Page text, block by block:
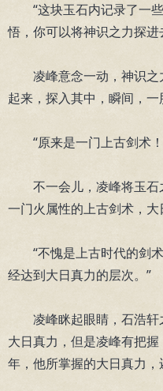
“这块玉石内记录了一些
悟，你可以将神识之力探进
凌峰意念一动，神识之
起来，探入其中，瞬间，一
“原来是一门上古剑术
不一会儿，凌峰将玉石
一门火属性的上古剑术，大
“不愧是上古时代的剑术
经达到大日真力的层次。”
凌峰眯起眼睛，石浩轩
大日真力，但是凌峰有把
年，他所掌握的大日真力，